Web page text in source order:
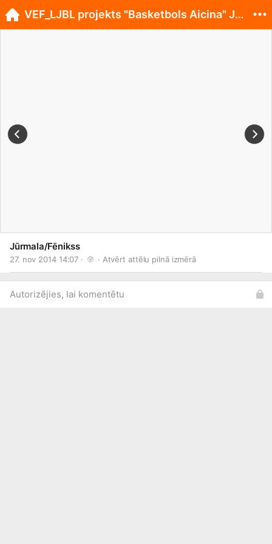
Jūrmala/Fēnikss
27. nov 2014 14:07 · · Atvērt attēlu pilnā izmērā
Autorizējies, lai komentētu
VEF_LJBL projekts "Basketbols Aicina" Jūrmalā